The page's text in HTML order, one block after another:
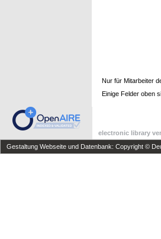
Nur für Mitarbeiter
Einige Felder oben
electronic library
Gestaltung Webseite und Datenbank: Copyright ©